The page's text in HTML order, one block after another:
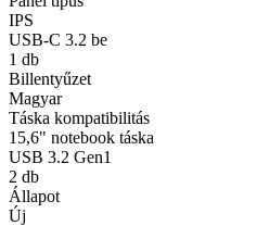
IPS
USB-C 3.2 be
1 db
Billentyűzet
Magyar
Táska kompatibilitás
15,6" notebook táska
USB 3.2 Gen1
2 db
Állapot
Új